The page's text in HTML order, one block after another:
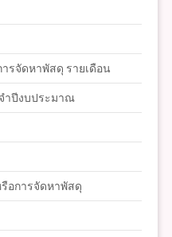
รจัดหาพัสดุ รายเดือน
ำปีงบประมาณ
อการจัดหาพัสดุ